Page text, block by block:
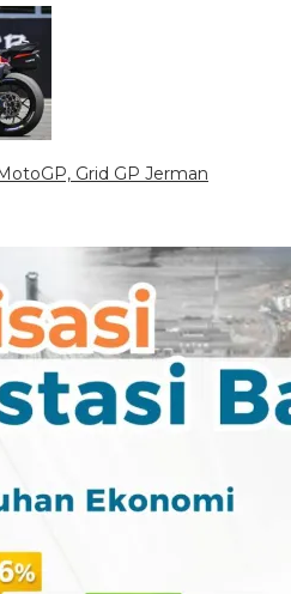
Grid GP Jerman